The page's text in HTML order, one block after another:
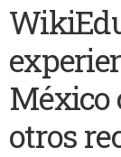
México
otros